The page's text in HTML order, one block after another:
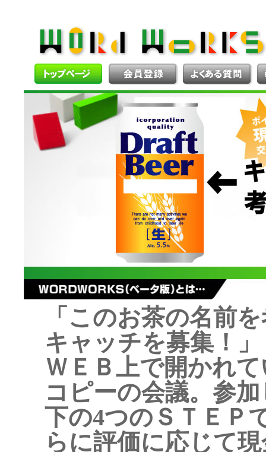
「このお茶の名前
キャッチを募集！」
ＷＥＢ上で開かれ
コピーの会議。参
下の4つのＳＴＥＰ
らに評価に応じて